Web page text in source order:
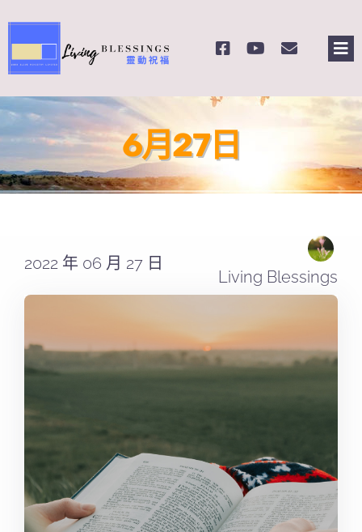
to
content
關於我們
奉獻支持
Search
6月27日
2022 年 06 月 27 日
Living Blessings